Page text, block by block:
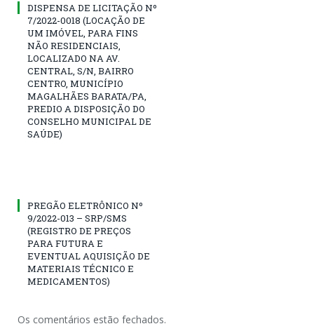
DISPENSA DE LICITAÇÃO Nº
7/2022-0018 (LOCAÇÃO DE
UM IMÓVEL, PARA FINS
NÃO RESIDENCIAIS,
LOCALIZADO NA AV.
CENTRAL, S/N, BAIRRO
CENTRO, MUNICÍPIO
MAGALHÃES BARATA/PA,
PREDIO A DISPOSIÇÃO DO
CONSELHO MUNICIPAL DE
SAÚDE)
PREGÃO ELETRÔNICO Nº
9/2022-013 – SRP/SMS
(REGISTRO DE PREÇOS
PARA FUTURA E
EVENTUAL AQUISIÇÃO DE
MATERIAIS TÉCNICO E
MEDICAMENTOS)
Os comentários estão fechados.